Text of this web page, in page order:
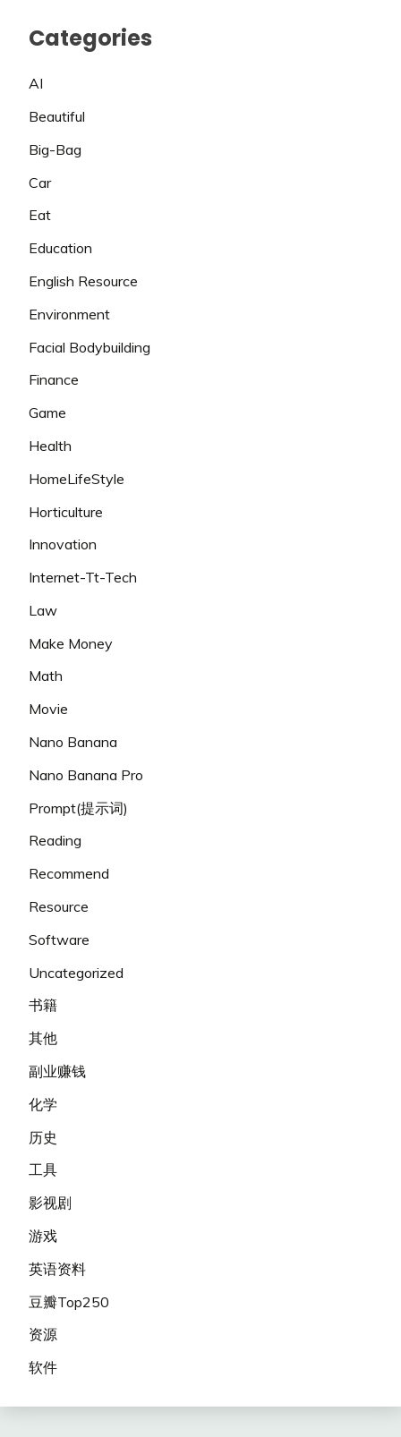
Categories
AI
Beautiful
Big-Bag
Car
Eat
Education
English Resource
Environment
Facial Bodybuilding
Finance
Game
Health
HomeLifeStyle
Horticulture
Innovation
Internet-Tt-Tech
Law
Make Money
Math
Movie
Nano Banana
Nano Banana Pro
Prompt(提示词)
Reading
Recommend
Resource
Software
Uncategorized
书籍
其他
副业赚钱
化学
历史
工具
影视剧
游戏
英语资料
豆瓣Top250
资源
软件